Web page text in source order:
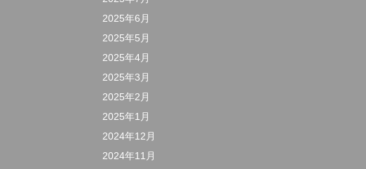
2025年6月
2025年5月
2025年4月
2025年3月
2025年2月
2025年1月
2024年12月
2024年11月